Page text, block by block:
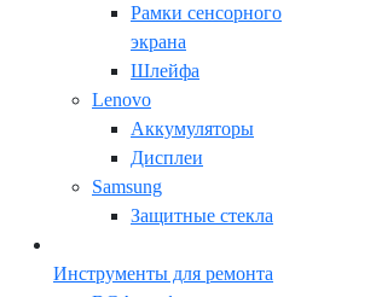
Рамки сенсорного
экрана
Шлейфа
Lenovo
Аккумуляторы
Дисплеи
Samsung
Защитные стекла
Инструменты для ремонта